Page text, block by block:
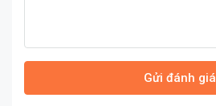
Gửi đánh giá